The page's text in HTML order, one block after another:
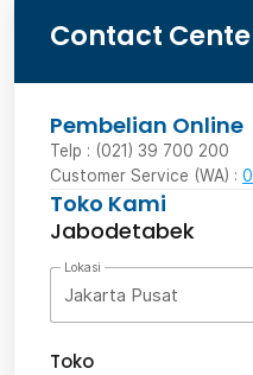
Contact
Pembelian Online
Telp : (021) 39 700 200
Customer Service (WA) :
Toko Kami
Jabodetabek
Lokasi
Jakarta Pusat
Toko